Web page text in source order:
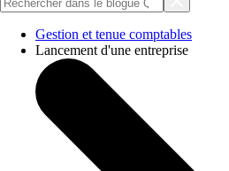
Gestion et tenue comptables
Lancement d'une entreprise